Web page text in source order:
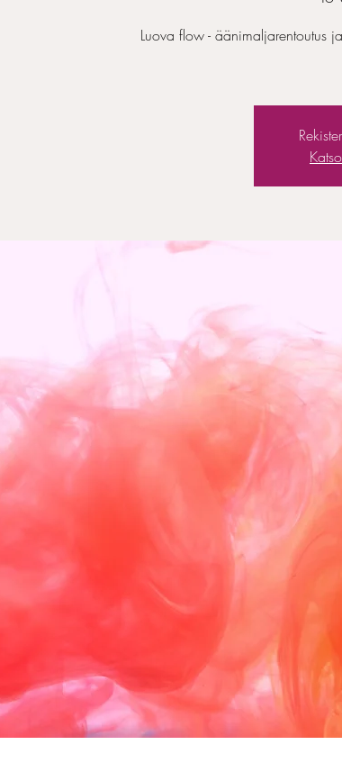
Luova flow - äänimaljarentoutus